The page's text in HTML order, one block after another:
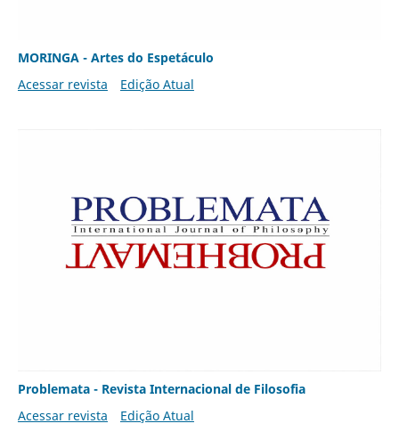
MORINGA - Artes do Espetáculo
Acessar revista
Edição Atual
Problemata - Revista Internacional de Filosofia
Acessar revista
Edição Atual